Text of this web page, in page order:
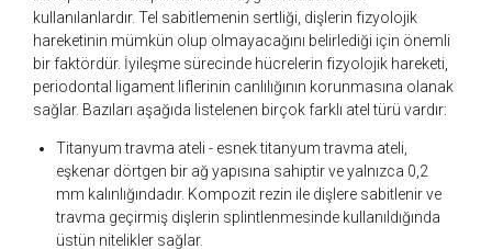
kullanılanlardır. Tel sabitlemenin sertliği, dişlerin fizyolojik
hareketinin mümkün olup olmayacağını belirlediği için önemli
bir faktördür. İyileşme sürecinde hücrelerin fizyolojik hareketi,
periodontal ligament liflerinin canlılığının korunmasına olanak
sağlar. Bazıları aşağıda listelenen birçok farklı atel türü vardır:
Titanyum travma ateli - esnek titanyum travma ateli,
eşkenar dörtgen bir ağ yapısına sahiptir ve yalnızca 0,2
mm kalınlığındadır. Kompozit rezin ile dişlere sabitlenir ve
travma geçirmiş dişlerin splintlenmesinde kullanıldığında
üstün nitelikler sağlar.